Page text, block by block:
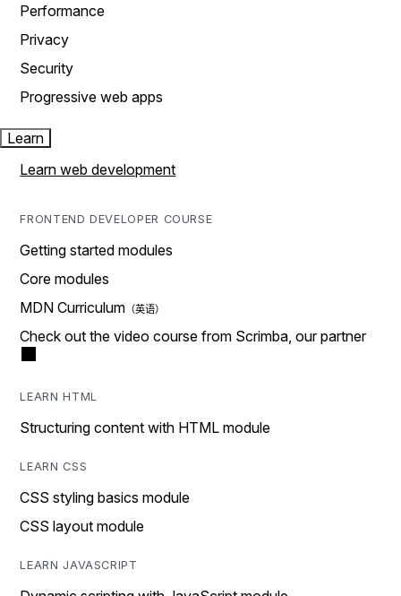
Performance
Privacy
Security
Progressive web apps
Learn
Learn web development
FRONTEND DEVELOPER COURSE
Getting started modules
Core modules
MDN Curriculum
Check out the video course from Scrimba, our partner
LEARN HTML
Structuring content with HTML module
LEARN CSS
CSS styling basics module
CSS layout module
LEARN JAVASCRIPT